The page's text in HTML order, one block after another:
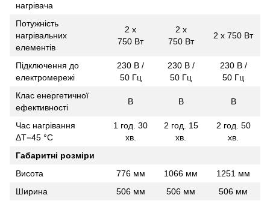
нагрівача
Потужність
нагрівальних
елементів
2 х
750 Вт
2 х
750 Вт
2 х 750 Вт
Підключення до
електромережі
230 В /
50 Гц
230 В /
50 Гц
230 В /
50 Гц
Клас енергетичної
ефективності
B B B
Час нагрівання
ΔT=45 °С
1 год. 30
хв.
2 год. 15
хв.
2 год. 50
хв.
Габаритні розміри
Висота
776 мм 1066 мм
1251 мм
Ширина
506 мм 506 мм 506 мм